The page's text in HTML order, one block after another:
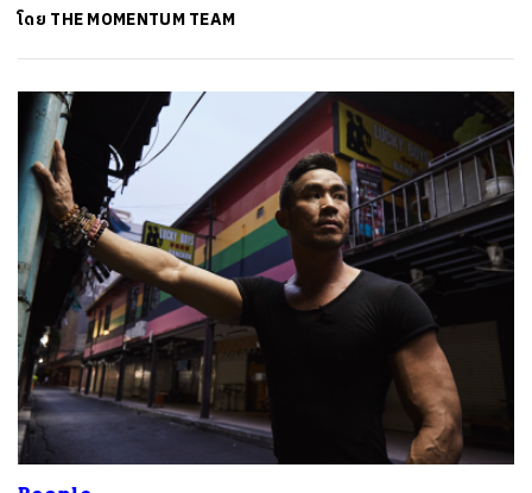
โดย THE MOMENTUM TEAM